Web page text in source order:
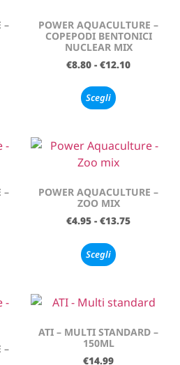
–
POWER AQUACULTURE –
COPEPODI BENTONICI
NUCLEAR MIX
€8.80 - €12.10
Scegli
–
POWER AQUACULTURE –
ZOO MIX
€4.95 - €13.75
Scegli
–
ATI – MULTI STANDARD –
150ML
€14.99